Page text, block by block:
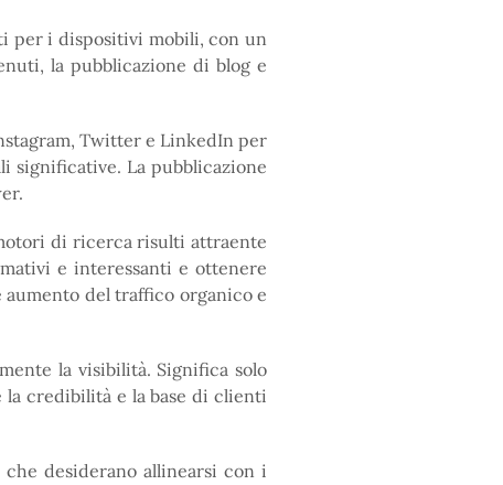
per i dispositivi mobili, con un
la pubblicazione di blog e
Twitter e LinkedIn per
significative. La pubblicazione
di ricerca risulti attraente
e interessanti e ottenere
del traffico organico e
la visibilità. Significa solo
la credibilità e la base di clienti
desiderano allinearsi con i